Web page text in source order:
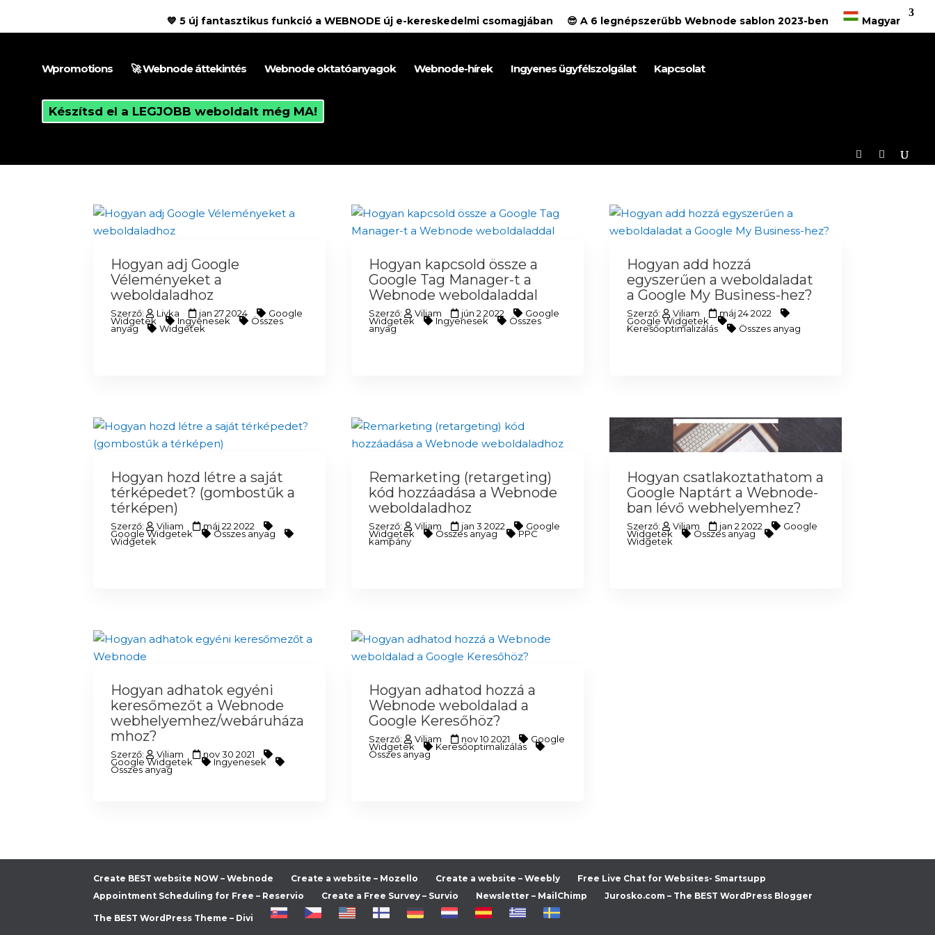
💙 5 új fantasztikus funkció a WEBNODE új e-kereskedelmi csomagjában 😎 A 6 legnépszerűbb Webnode sablon 2023-ben Magyar
Wpromotions 🚀 Webnode áttekintés Webnode oktatóanyagok Webnode-hírek Ingyenes ügyfélszolgálat Kapcsolat
Készítsd el a LEGJOBB weboldalt még MA!
Hogyan adj Google
Véleményeket a
weboldaladhoz
Szerző: Livka jan 27 2024 Google
Widgetek Ingyenesek Összes
anyag Widgetek
Hogyan kapcsold össze a
Google Tag Manager-t a
Webnode weboldaladdal
Szerző: Viliam jún 2 2022 Google
Widgetek Ingyenesek Összes
anyag
Hogyan add hozzá
egyszerűen a weboldaladat
a Google My Business-hez?
Szerző: Viliam máj 24 2022
Google Widgetek
Keresőoptimalizálás Összes anyag
Hogyan hozd létre a saját
térképedet? (gombostűk a
térképen)
Szerző: Viliam máj 22 2022
Google Widgetek Összes anyag
Widgetek
Remarketing (retargeting)
kód hozzáadása a Webnode
weboldaladhoz
Szerző: Viliam jan 3 2022 Google
Widgetek Összes anyag PPC
kampány
Hogyan csatlakoztathatom a
Google Naptárt a Webnode-
ban lévő webhelyemhez?
Szerző: Viliam jan 2 2022 Google
Widgetek Összes anyag
Widgetek
Hogyan adhatok egyéni
keresőmezőt a Webnode
webhelyemhez/webáruháza
mhoz?
Szerző: Viliam nov 30 2021
Google Widgetek Ingyenesek
Összes anyag
Hogyan adhatod hozzá a
Webnode weboldalad a
Google Keresőhöz?
Szerző: Viliam nov 10 2021 Google
Widgetek Keresőoptimalizálás
Összes anyag
Create BEST website NOW – Webnode Create a website – Mozello Create a website – Weebly
Free Live Chat for Websites- Smartsupp
Appointment Scheduling for Free – Reservio
Create a Free Survey – Survio Newsletter – MailChimp Jurosko.com – The BEST WordPress Blogger
The BEST WordPress Theme – Divi